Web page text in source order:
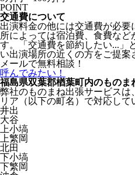
POINT
交通費について
出演料金の他には交通費が必
所によっては宿泊費、食費など
す。「交通費を節約したい...」
い出演場所の近くの方をご提案
メールで無料相談！
呼んでみたい！
福島県双葉郡楢葉町内のものま
弊社のものまね出張サービス
リア（以下の町名）で対応して
井出
大谷
上小塙
上繁岡
北田
下小塙
下繁岡